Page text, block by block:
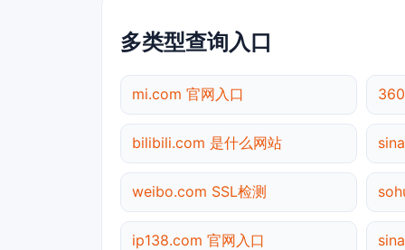
多类型查询入口
mi.com 官网入口
bilibili.com 是什么网站
weibo.com SSL检测
ip138.com 官网入口